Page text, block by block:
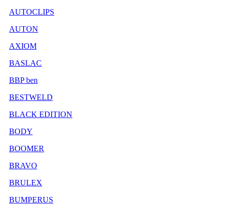
AUTOCLIPS
AUTON
AXIOM
BASLAC
BBP ben
BESTWELD
BLACK EDITION
BODY
BOOMER
BRAVO
BRULEX
BUMPERUS